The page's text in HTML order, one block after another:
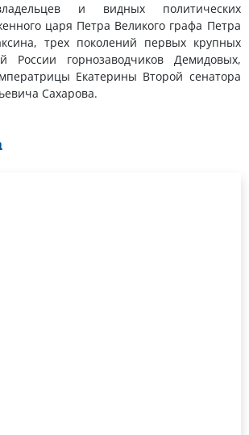
и видных политических
царя Петра Великого графа Петра
трех поколений первых крупных
России горнозаводчиков Демидовых,
Екатерины Второй сенатора
Сахарова.